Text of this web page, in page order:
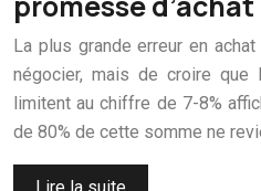
La plus grande erreur en
négocier, mais de croire
limitent au chiffre de 7-8%
de 80% de cette somme ne